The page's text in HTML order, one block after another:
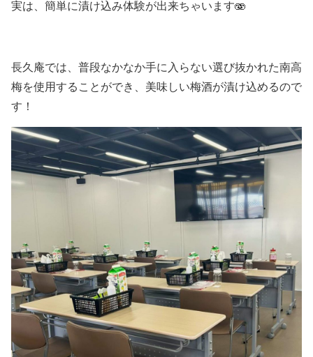
実は、簡単に漬け込み体験が出来ちゃいます🫨
長久庵では、普段なかなか手に入らない選び抜かれた南高
梅を使用することができ、美味しい梅酒が漬け込めるので
す！